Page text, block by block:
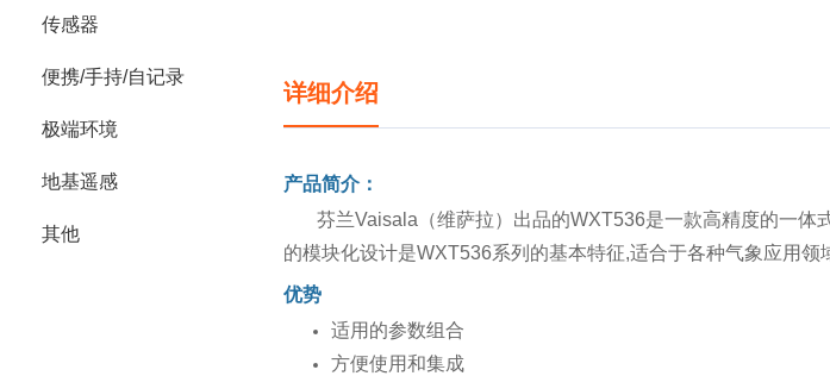
传感器
便携/手持/自记录
极端环境
地基遥感
其他
详细介绍
产品简介：
芬兰Vaisala（维萨拉）出品的WXT536是一款高精度的一
的模块化设计是WXT536系列的基本特征,适合于各种气象应用领
优势
适用的参数组合
方便使用和集成